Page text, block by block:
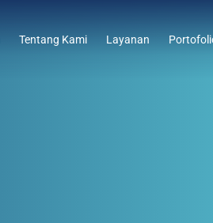
Tentang Kami Layanan